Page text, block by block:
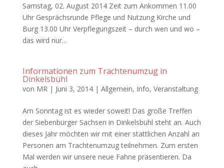
Samstag, 02. August 2014 Zeit zum Ankommen 11.00
Uhr Gesprächsrunde Pflege und Nutzung Kirche und
Burg 13.00 Uhr Verpflegungszeit – durch wen und wo –
das wird nur...
Informationen zum Trachtenumzug in
Dinkelsbühl
von MR| Juni 3, 2014| Allgemein, Info, Veranstaltung
Am Sonntag ist es wieder soweit! Das große Treffen
der Siebenbürger Sachsen in Dinkelsbühl steht an. Auch
dieses Jahr möchten wir mit einer stattlichen Anzahl an
Personen am Trachtenumzug teilnehmen. Zum ersten
Mal werden wir unsere neue Fahne präsentieren. Da